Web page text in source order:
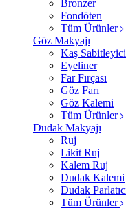
Bronzer
Fondöten
Tüm Ürünler
Göz Makyajı
Kaş Sabitleyici
Eyeliner
Far Fırçası
Göz Farı
Göz Kalemi
Tüm Ürünler
Dudak Makyajı
Ruj
Likit Ruj
Kalem Ruj
Dudak Kalemi
Dudak
Tüm Ürünler